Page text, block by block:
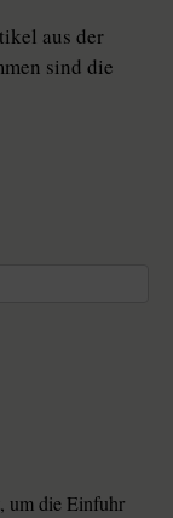
aus der
sind die
um die Einfuhr